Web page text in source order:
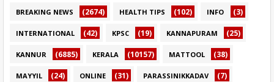
BREAKING NEWS (2674) HEALTH TIPS (102) INFO (3)
INTERNATIONAL (42) KPSC (19) KANNAPURAM (25)
KANNUR (6885) KERALA (10157) MATTOOL (38)
MAYYIL (24) ONLINE (31) PARASSINIKKADAV (7)